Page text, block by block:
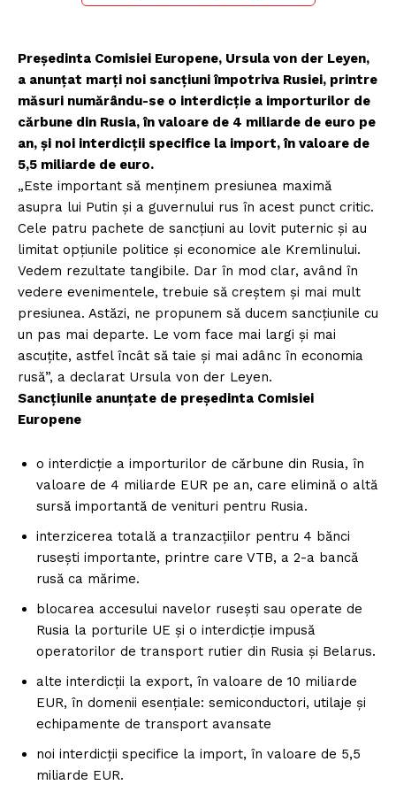
Președinta Comisiei Europene, Ursula von der Leyen,
a anunțat marți noi sancțiuni împotriva Rusiei, printre
măsuri numărându-se o interdicție a importurilor de
cărbune din Rusia, în valoare de 4 miliarde de euro pe
an, și noi interdicții specifice la import, în valoare de
5,5 miliarde de euro.
„Este important să menținem presiunea maximă
asupra lui Putin și a guvernului rus în acest punct critic.
Cele patru pachete de sancțiuni au lovit puternic și au
limitat opțiunile politice și economice ale Kremlinului.
Vedem rezultate tangibile. Dar în mod clar, având în
vedere evenimentele, trebuie să creștem și mai mult
presiunea. Astăzi, ne propunem să ducem sancțiunile cu
un pas mai departe. Le vom face mai largi și mai
ascuțite, astfel încât să taie și mai adânc în economia
rusă”, a declarat Ursula von der Leyen.
Sancțiunile anunțate de președinta Comisiei
Europene
o interdicție a importurilor de cărbune din Rusia, în
valoare de 4 miliarde EUR pe an, care elimină o altă
sursă importantă de venituri pentru Rusia.
interzicerea totală a tranzacțiilor pentru 4 bănci
rusești importante, printre care VTB, a 2-a bancă
rusă ca mărime.
blocarea accesului navelor rusești sau operate de
Rusia la porturile UE și o interdicție impusă
operatorilor de transport rutier din Rusia și Belarus.
alte interdicții la export, în valoare de 10 miliarde
EUR, în domenii esențiale: semiconductori, utilaje și
echipamente de transport avansate
noi interdicții specifice la import, în valoare de 5,5
miliarde EUR.